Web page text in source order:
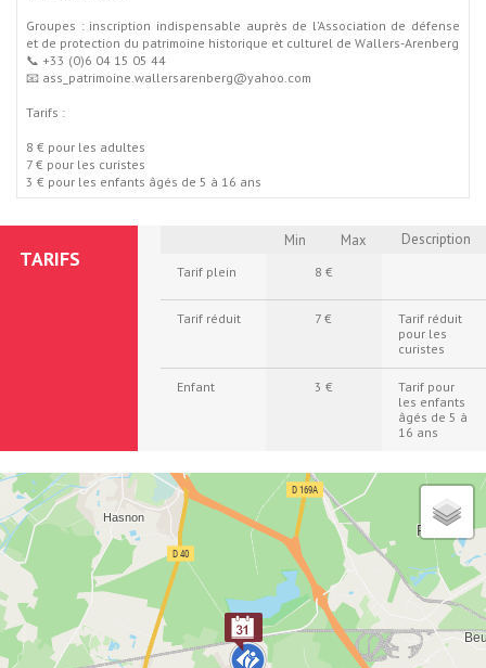
Groupes : inscription indispensable auprès de l’Association de défense
et de protection du patrimoine historique et culturel de Wallers-Arenberg
📞 +33 (0)6 04 15 05 44
📧 ass_patrimoine.wallersarenberg@yahoo.com
Tarifs :
8 € pour les adultes
7 € pour les curistes
3 € pour les enfants âgés de 5 à 16 ans
TARIFS
Min Max Description
Tarif plein 8 €
Tarif réduit 7 €
Tarif réduit
pour les
curistes
Enfant 3 €
Tarif pour
les enfants
âgés de 5 à
16 ans